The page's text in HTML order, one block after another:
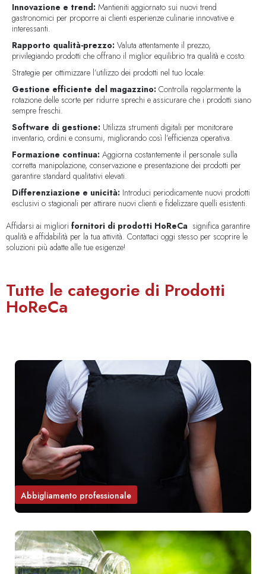
Innovazione e trend: Mantieniti aggiornato sui nuovi trend
gastronomici per proporre ai clienti esperienze culinarie innovative e
interessanti.
Rapporto qualità-prezzo: Valuta attentamente il prezzo,
privilegiando prodotti che offrano il miglior equilibrio tra qualità e costo.
Strategie per ottimizzare l’utilizzo dei prodotti nel tuo locale:
Gestione efficiente del magazzino: Controlla regolarmente la
rotazione delle scorte per ridurre sprechi e assicurare che i prodotti siano
sempre freschi.
Software di gestione: Utilizza strumenti digitali per monitorare
inventario, ordini e consumi, migliorando così l’efficienza operativa.
Formazione continua: Aggiorna costantemente il personale sulla
corretta manipolazione, conservazione e presentazione dei prodotti per
garantire standard qualitativi elevati.
Differenziazione e unicità: Introduci periodicamente nuovi prodotti
esclusivi o stagionali per attirare nuovi clienti e fidelizzare quelli esistenti.
Affidarsi ai migliori fornitori di prodotti HoReCa significa garantire
qualità e affidabilità per la tua attività. Contattaci oggi stesso per scoprire le
soluzioni più adatte alle tue esigenze!
Tutte le categorie di Prodotti
HoReCa
Abbigliamento professionale